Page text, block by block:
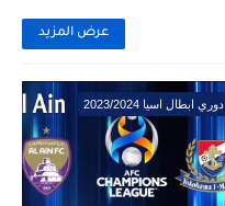
عرض المزيد
دوري ابطال اسيا 2023/2024